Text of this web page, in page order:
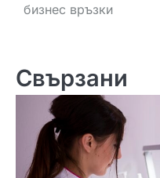
бизнес връзки
Свързани